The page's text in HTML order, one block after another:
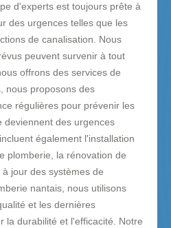
d'experts est toujours prête à
des urgences telles que les
de canalisation. Nous
peuvent survenir à tout
offrons des services de
nous proposons des
régulières pour prévenir les
deviennent des urgences
également l'installation
plomberie, la rénovation de
jour des systèmes de
nantais, nous utilisons
et les dernières
la durabilité et l'efficacité. Notre